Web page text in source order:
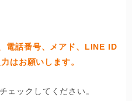
電話番号、メアド、LINE ID
はお願いします。
ェックしてください。